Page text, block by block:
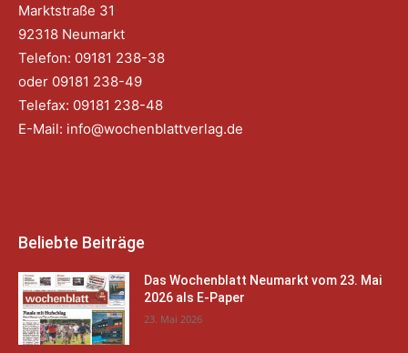
Marktstraße 31
92318 Neumarkt
Telefon: 09181 238-38
oder 09181 238-49
Telefax: 09181 238-48
E-Mail: info@wochenblattverlag.de
Beliebte Beiträge
Das Wochenblatt Neumarkt vom 23. Mai
2026 als E-Paper
23. Mai 2026